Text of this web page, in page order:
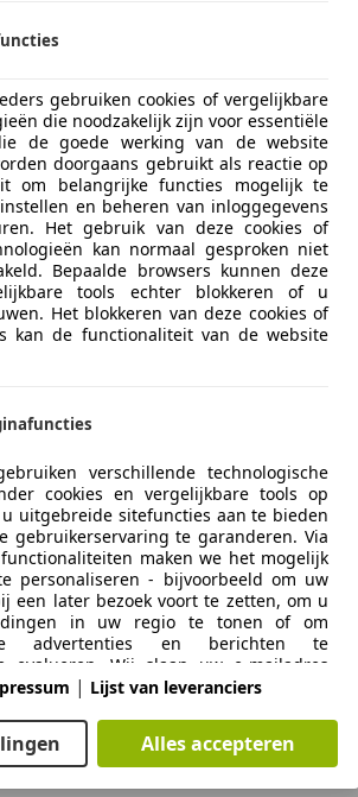
Over ons
Over ons / Contact
Vacatures
gebruiken cookies of vergelijkbare
die noodzakelijk zijn voor essentiële
de goede werking van de website
doorgaans gebruikt als reactie op
om belangrijke functies mogelijk te
en beheren van inloggegevens
Het gebruik van deze cookies of
kan normaal gesproken niet
Bepaalde browsers kunnen deze
tools echter blokkeren of u
Het blokkeren van deze cookies of
kan de functionaliteit van de website
verschillende technologische
cookies en vergelijkbare tools op
uitgebreide sitefuncties aan te bieden
gebruikerservaring te garanderen. Via
maken we het mogelijk
personaliseren - bijvoorbeeld om uw
een later bezoek voort te zetten, om u
in uw regio te tonen of om
advertenties en berichten te
evalueren. Wij slaan uw e-mailadres
u dit opgeeft voor opgeslagen
Dit vergemakkelijkt het gebruik van
u bij latere bezoeken niet opnieuw
Met uw toestemming wordt op gebruik
| Lijst van leveranciers
Alles accepteren